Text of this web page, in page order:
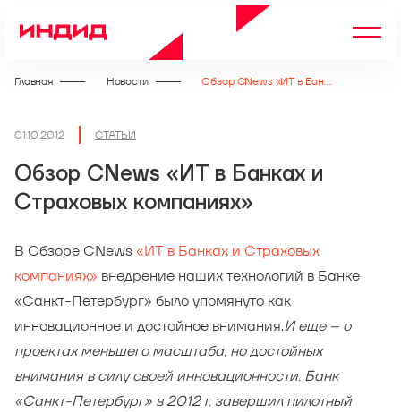
Главная Новости Обзор CNews «ИТ в Банках и Страховых компаниях»
01.10.2012 СТАТЬИ
Обзор CNews «ИТ в Банках и
Страховых компаниях»
В Обзоре CNews«ИТ в Банках и Страховых
компаниях» внедрение наших технологий в Банке
«Санкт-Петербург» было упомянуто как
инновационное и достойное внимания.И еще – о
проектах меньшего масштаба, но достойных
внимания в силу своей инновационности. Банк
«Санкт-Петербург» в 2012 г. завершил пилотный